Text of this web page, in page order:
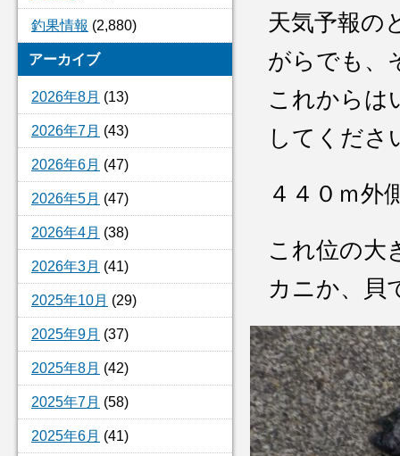
釣果情報 (2,880)
アーカイブ
2026年8月 (13)
2026年7月 (43)
2026年6月 (47)
2026年5月 (47)
2026年4月 (38)
2026年3月 (41)
2025年10月 (29)
2025年9月 (37)
2025年8月 (42)
2025年7月 (58)
2025年6月 (41)
天気予報の
がらでも、
これからは
してくださ
４４０ｍ
これ位の大
カニか、貝